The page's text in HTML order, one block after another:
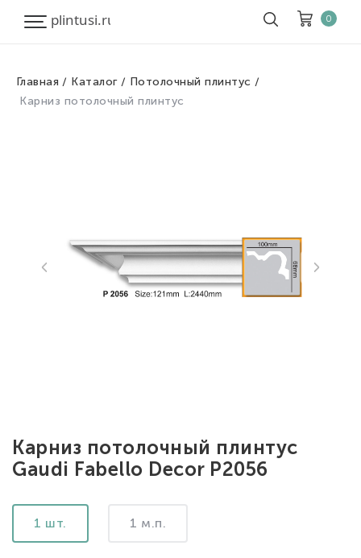
Корзина
0
Главная Каталог
Потолочный плинтус
Карниз потолочный плинтус
Карниз потолочный плинтус
Gaudi Fabello Decor P2056
1 шт. 1 м.п.